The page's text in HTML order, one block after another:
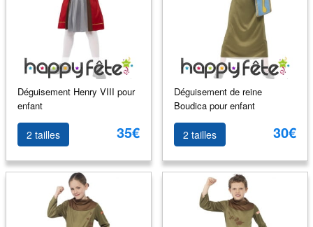
Déguisement Henry VIII pour
enfant
2 tailles 35€
Déguisement de reine
Boudica pour enfant
2 tailles 30€